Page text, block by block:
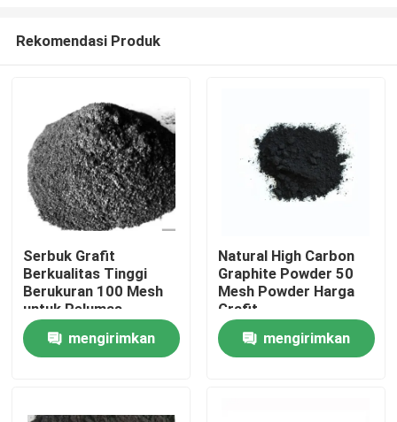
Rumah
Produk
Tentang kami
Rekomendasi Produk
Serbuk Grafit
Berkualitas Tinggi
Berukuran 100 Mesh
untuk Pelumas
mengirimkan
Natural High Carbon
Graphite Powder 50
Mesh Powder Harga
Grafit
mengirimkan